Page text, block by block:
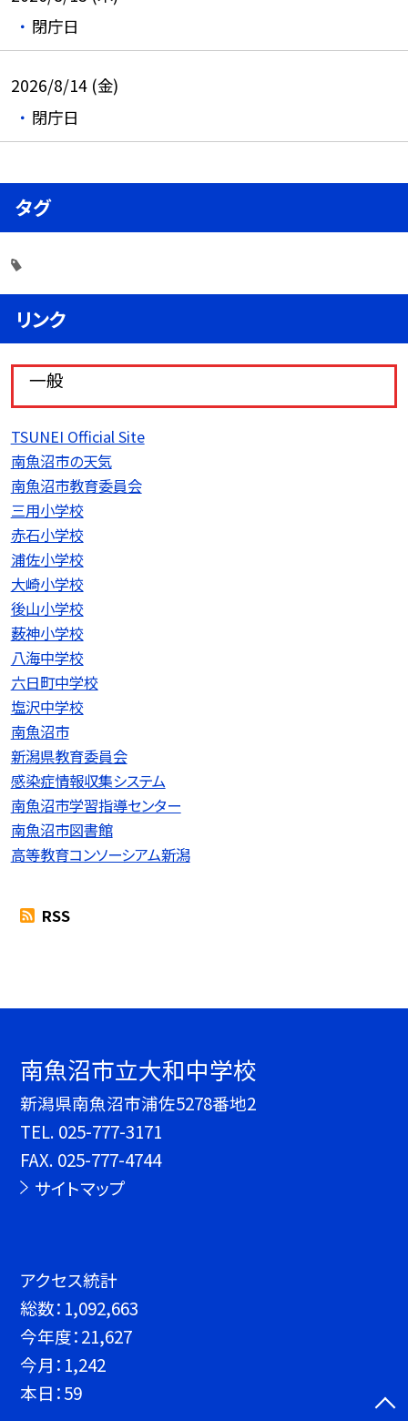
閉庁日
2026/8/14 (金)
閉庁日
タグ
リンク
一般
TSUNEI Official Site
南魚沼市の天気
南魚沼市教育委員会
三用小学校
赤石小学校
浦佐小学校
大崎小学校
後山小学校
薮神小学校
八海中学校
六日町中学校
塩沢中学校
南魚沼市
新潟県教育委員会
感染症情報収集システム
南魚沼市学習指導センター
南魚沼市図書館
高等教育コンソーシアム新潟
RSS
南魚沼市立大和中学校
新潟県南魚沼市浦佐5278番地2
TEL. 025-777-3171
FAX. 025-777-4744
サイトマップ
アクセス統計
総数： 1,092,663
今年度：21,627
今月： 1,242
本日：59